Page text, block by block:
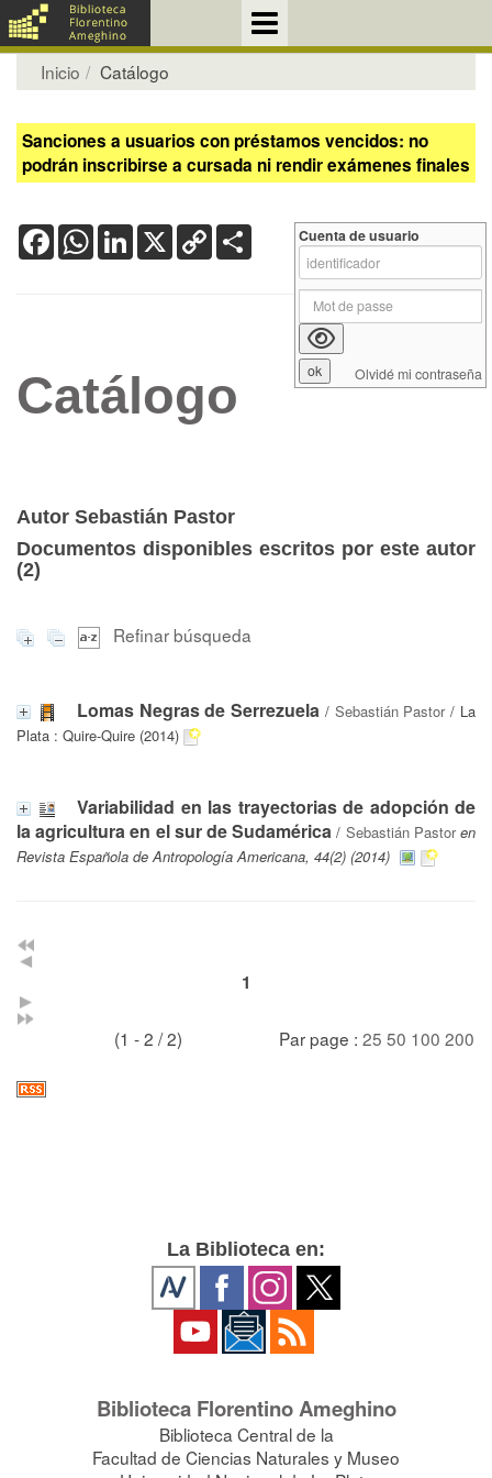
Inicio Catálogo
Sanciones a usuarios con préstamos vencidos: no
podrán inscribirse a cursada ni rendir exámenes finales
FacebookWhatsApp
LinkedIn
X Copy
Link
Catálogo
Autor Sebastián Pastor
Documentos disponibles escritos por este autor
(2)
Refinar búsqueda
Lomas Negras de Serrezuela / Sebastián Pastor/ La
Plata : Quire-Quire (2014)
Variabilidad en las trayectorias de adopción de
la agricultura en el sur de Sudamérica / Sebastián Pastor en
Revista Española de Antropología Americana, 44(2) (2014)
1
(1 - 2 / 2) Par page : 25 50 100 200
Cuenta de usuario
Olvidé mi contraseña
La Biblioteca en:
Biblioteca Florentino Ameghino
Biblioteca Central de la
Facultad de Ciencias Naturales y Museo